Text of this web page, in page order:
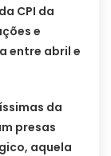
CPI da
e
entre abril e
da
presas
aquela